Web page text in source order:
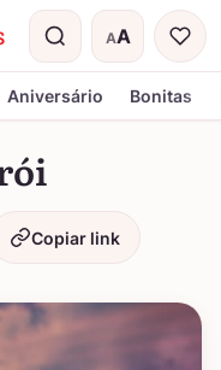
AA
Tamanho do
Aniversário Bonitas
Copiar link